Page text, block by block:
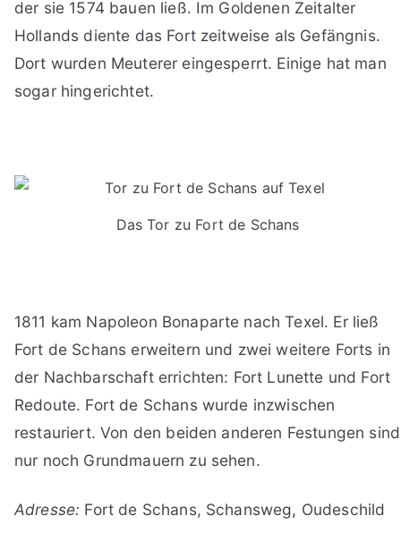
der sie 1574 bauen ließ. Im Goldenen Zeitalter
Hollands diente das Fort zeitweise als Gefängnis.
Dort wurden Meuterer eingesperrt. Einige hat man
sogar hingerichtet.
Das Tor zu Fort de Schans
1811 kam Napoleon Bonaparte nach Texel. Er ließ
Fort de Schans erweitern und zwei weitere Forts in
der Nachbarschaft errichten: Fort Lunette und Fort
Redoute. Fort de Schans wurde inzwischen
restauriert. Von den beiden anderen Festungen sind
nur noch Grundmauern zu sehen.
Adresse: Fort de Schans, Schansweg, Oudeschild